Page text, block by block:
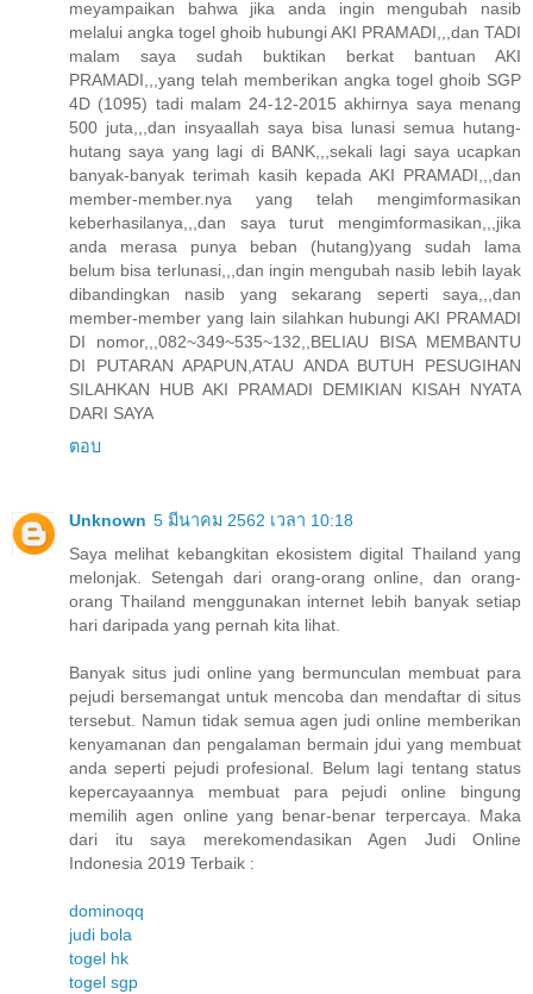
meyampaikan bahwa jika anda ingin mengubah nasib
melalui angka togel ghoib hubungi AKI PRAMADI,,,dan TADI
malam saya sudah buktikan berkat bantuan AKI
PRAMADI,,,yang telah memberikan angka togel ghoib SGP
4D (1095) tadi malam 24-12-2015 akhirnya saya menang
500 juta,,,dan insyaallah saya bisa lunasi semua hutang-
hutang saya yang lagi di BANK,,,sekali lagi saya ucapkan
banyak-banyak terimah kasih kepada AKI PRAMADI,,,dan
member-member.nya yang telah mengimformasikan
keberhasilanya,,,dan saya turut mengimformasikan,,,jika
anda merasa punya beban (hutang)yang sudah lama
belum bisa terlunasi,,,dan ingin mengubah nasib lebih layak
dibandingkan nasib yang sekarang seperti saya,,,dan
member-member yang lain silahkan hubungi AKI PRAMADI
DI nomor,,,082~349~535~132,,BELIAU BISA MEMBANTU
DI PUTARAN APAPUN,ATAU ANDA BUTUH PESUGIHAN
SILAHKAN HUB AKI PRAMADI DEMIKIAN KISAH NYATA
DARI SAYA
ตอบ
Unknown 5 มีนาคม 2562 เวลา 10:18
Saya melihat kebangkitan ekosistem digital Thailand yang
melonjak. Setengah dari orang-orang online, dan orang-
orang Thailand menggunakan internet lebih banyak setiap
hari daripada yang pernah kita lihat.
Banyak situs judi online yang bermunculan membuat para
pejudi bersemangat untuk mencoba dan mendaftar di situs
tersebut. Namun tidak semua agen judi online memberikan
kenyamanan dan pengalaman bermain jdui yang membuat
anda seperti pejudi profesional. Belum lagi tentang status
kepercayaannya membuat para pejudi online bingung
memilih agen online yang benar-benar terpercaya. Maka
dari itu saya merekomendasikan Agen Judi Online
Indonesia 2019 Terbaik :
dominoqq
judi bola
togel hk
togel sgp